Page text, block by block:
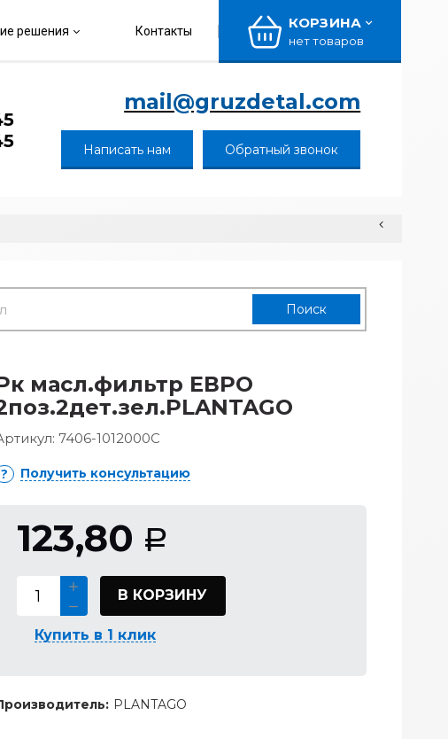
решения Контакты КОРЗИНА
нет товаров
mail@gruzdetal.com
Написать нам Обратный звонок
масл.фильтр ЕВРО
7406-1012000С
Получить консультацию
123,80 Р
В КОРЗИНУ
Купить в 1 клик
PLANTAGO